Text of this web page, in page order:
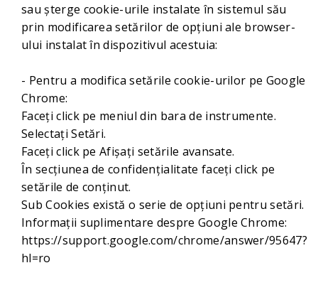
sau șterge cookie-urile instalate în sistemul său
prin modificarea setărilor de opțiuni ale browser-
ului instalat în dispozitivul acestuia:
- Pentru a modifica setările cookie-urilor pe Google
Chrome:
Faceți click pe meniul din bara de instrumente.
Selectați Setări.
Faceți click pe Afișați setările avansate.
În secțiunea de confidențialitate faceți click pe
setările de conținut.
Sub Cookies există o serie de opțiuni pentru setări.
Informații suplimentare despre Google Chrome:
https://support.google.com/chrome/answer/95647?
hl=ro